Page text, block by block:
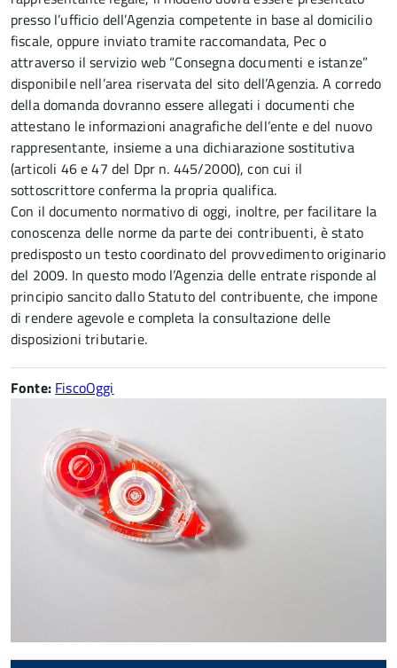
presso l’ufficio dell’Agenzia competente in base al domicilio
fiscale, oppure inviato tramite raccomandata, Pec o
attraverso il servizio web “Consegna documenti e istanze”
disponibile nell’area riservata del sito dell’Agenzia. A corredo
della domanda dovranno essere allegati i documenti che
attestano le informazioni anagrafiche dell’ente e del nuovo
rappresentante, insieme a una dichiarazione sostitutiva
(articoli 46 e 47 del Dpr n. 445/2000), con cui il
sottoscrittore conferma la propria qualifica.
Con il documento normativo di oggi, inoltre, per facilitare la
conoscenza delle norme da parte dei contribuenti, è stato
predisposto un testo coordinato del provvedimento originario
del 2009. In questo modo l’Agenzia delle entrate risponde al
principio sancito dallo Statuto del contribuente, che impone
di rendere agevole e completa la consultazione delle
disposizioni tributarie.
Fonte: FiscoOggi